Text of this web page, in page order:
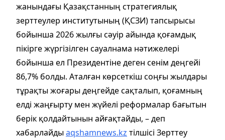
жанындағы Қазақстанның стратегиялық
зерттеулер институтының (ҚСЗИ) тапсырысы
бойынша 2026 жылғы сәуір айында қоғамдық
пікірге жүргізілген сауалнама нәтижелері
бойынша ел Президентіне деген сенім деңгейі
86,7% болды. Аталған көрсеткіш соңғы жылдары
тұрақты жоғары деңгейде сақталып, қоғамның
елді жаңғырту мен жүйелі реформалар бағытын
берік қолдайтынын айғақтайды, – деп
хабарлайдыaqshamnews.kz тілшісі Зерттеу